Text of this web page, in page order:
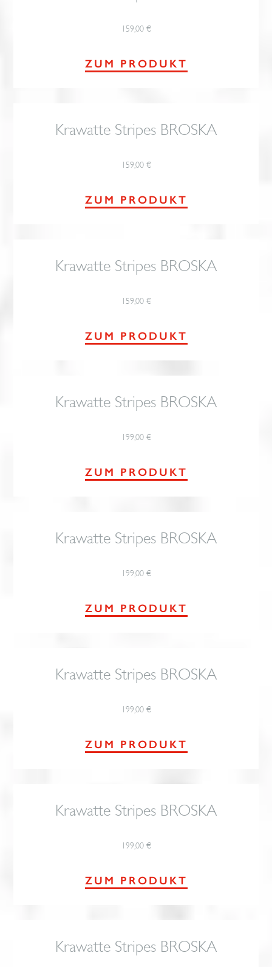
159,00 €
ZUM PRODUKT
Krawatte Stripes BROSKA
159,00 €
ZUM PRODUKT
Krawatte Stripes BROSKA
159,00 €
ZUM PRODUKT
Krawatte Stripes BROSKA
199,00 €
ZUM PRODUKT
Krawatte Stripes BROSKA
199,00 €
ZUM PRODUKT
Krawatte Stripes BROSKA
199,00 €
ZUM PRODUKT
Krawatte Stripes BROSKA
199,00 €
ZUM PRODUKT
Krawatte Stripes BROSKA